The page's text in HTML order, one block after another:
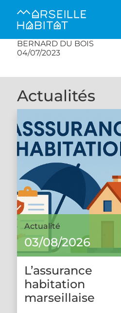
BERNARD DU BOIS
04/07/2023
Actualités
Actualité
03/08/2026
L’assurance
habitation
marseillaise